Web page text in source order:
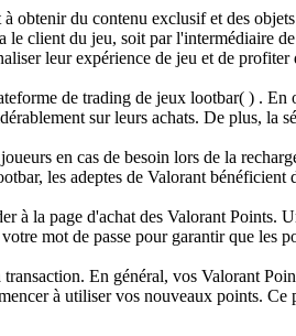
du contenu exclusif et des
client du jeu, soit par l'intermédiaire
leur expérience de jeu et de profiter
de trading de jeux lootbar( ) .
sur leurs achats. De plus, la
en cas de besoin lors de la
les adeptes de Valorant
à la page d'achat des Valorant
mot de passe pour garantir que les
En général, vos Valorant
à utiliser vos nouveaux points.